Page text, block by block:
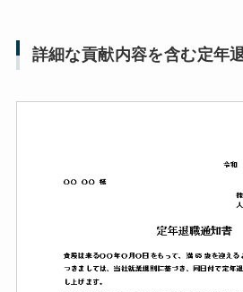
詳細な貢献内容を含む定年